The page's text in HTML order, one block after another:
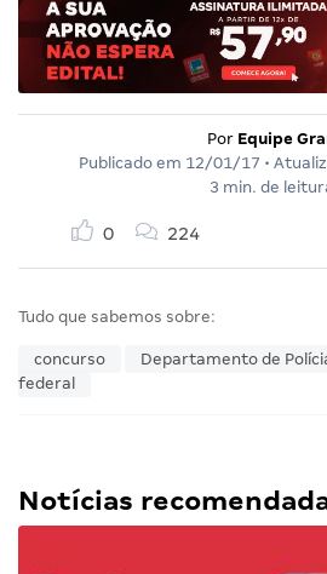
Por Equipe
Publicado em 12/01/17 •
3 min. de
0 224
Tudo que sabemos sobre:
concurso Departamento de
federal
Notícias